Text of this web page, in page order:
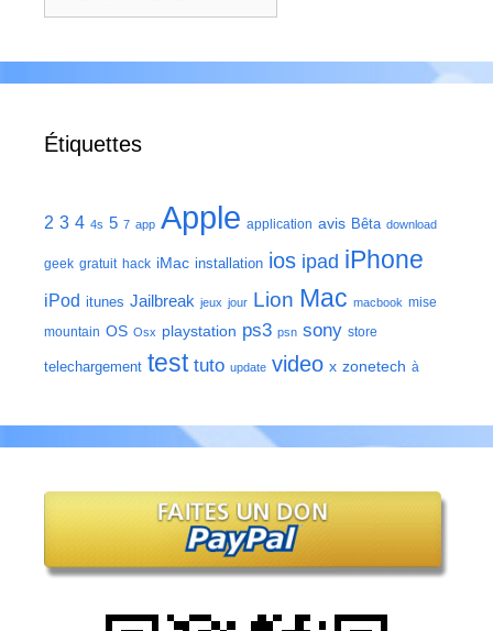
Étiquettes
2 3 4 4s 5 7 app Apple application avis Bêta download
geek gratuit hack iMac installation ios ipad iPhone
iPod itunes Jailbreak jeux jour Lion Mac macbook mise
mountain OS Osx playstation ps3 psn sony store
telechargement test tuto update video x zonetech à